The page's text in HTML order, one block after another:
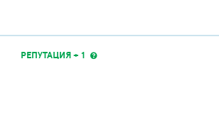
РЕПУТАЦИЯ + 1